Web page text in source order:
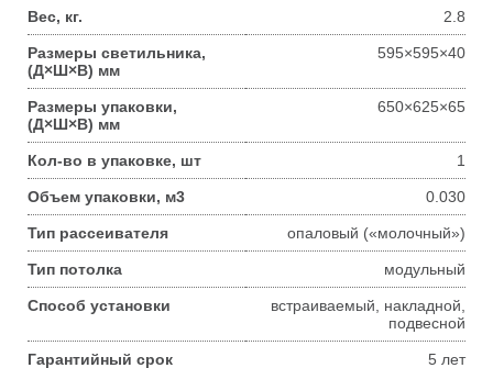
Вес, кг. 2.8
Размеры светильника,
(Д×Ш×В) мм
595×595×40
Размеры упаковки,
(Д×Ш×В) мм
650×625×65
Кол-во в упаковке, шт 1
Объем упаковки, м3 0.030
Тип рассеивателя опаловый («молочный»)
Тип потолка модульный
Способ установки
встраиваемый, накладной,
подвесной
Гарантийный срок 5 лет